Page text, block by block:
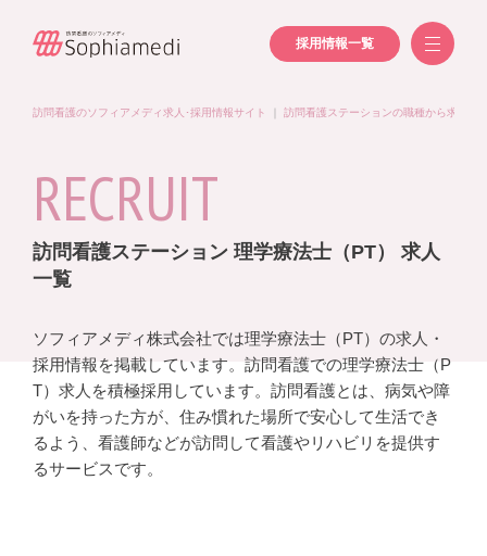
採用情報一覧
訪問看護のソフィアメディ求人･採用情報サイト 訪問看護ステーションの職種から求人を
RECRUIT
訪問看護ステーション 理学療法士（PT） 求人
一覧
ソフィアメディ株式会社では理学療法士（PT）の求人・
採用情報を掲載しています。訪問看護での理学療法士（P
T）求人を積極採用しています。訪問看護とは、病気や障
がいを持った方が、住み慣れた場所で安心して生活でき
るよう、看護師などが訪問して看護やリハビリを提供す
るサービスです。